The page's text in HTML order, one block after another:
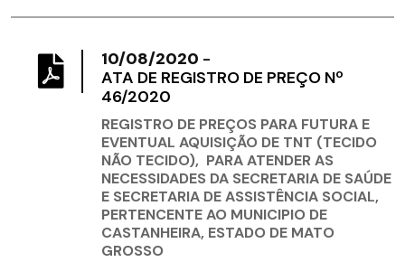
10/08/2020 -
ATA DE REGISTRO DE PREÇO Nº
46/2020
REGISTRO DE PREÇOS PARA FUTURA E
EVENTUAL AQUISIÇÃO DE TNT (TECIDO
NÃO TECIDO), PARA ATENDER AS
NECESSIDADES DA SECRETARIA DE SAÚDE
E SECRETARIA DE ASSISTÊNCIA SOCIAL,
PERTENCENTE AO MUNICIPIO DE
CASTANHEIRA, ESTADO DE MATO
GROSSO